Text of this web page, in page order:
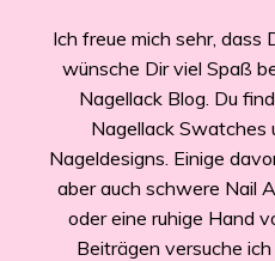
Ich freue mich sehr, dass
wünsche Dir viel Spaß
Nagellack Blog. Du
Nagellack Swatches
Nageldesigns. Einige
aber auch schwere Nail
oder eine ruhige Hand
Beiträgen versuche